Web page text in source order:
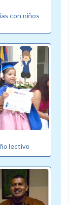
con niños
lectivo